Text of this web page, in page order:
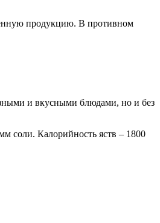
продукцию. В противном
и вкусными блюдами, но и без
соли. Калорийность яств – 1800